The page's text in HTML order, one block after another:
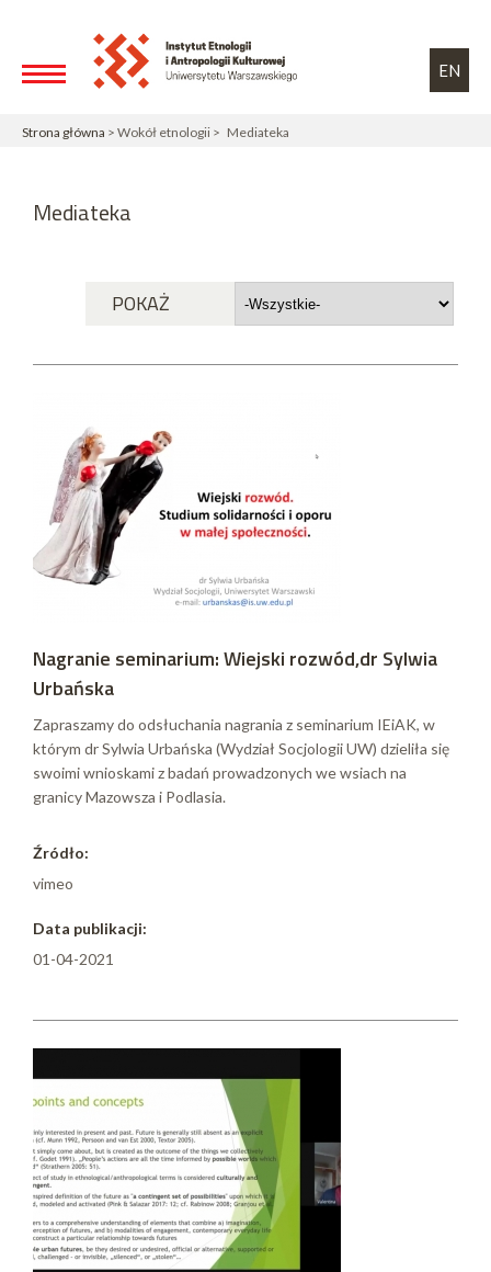
EN
Strona główna > Wokół etnologii > Mediateka
Mediateka
POKAŻ
Nagranie seminarium: Wiejski rozwód,dr Sylwia
Urbańska
Zapraszamy do odsłuchania nagrania z seminarium IEiAK, w
którym dr Sylwia Urbańska (Wydział Socjologii UW) dzieliła się
swoimi wnioskami z badań prowadzonych we wsiach na
granicy Mazowsza i Podlasia.
Źródło:
vimeo
Data publikacji:
01-04-2021